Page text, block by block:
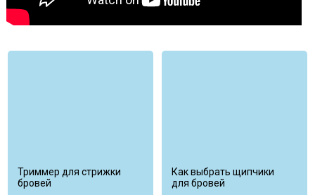
Триммер для стрижки
бровей
Как выбрать щипчики
для бровей